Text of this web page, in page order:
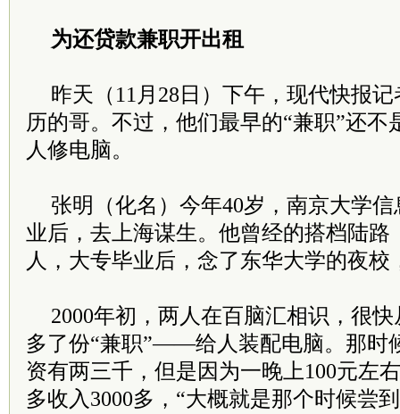
为还贷款兼职开出租
昨天（11月28日）下午，现代快报
历的哥。不过，他们最早的“兼职”还不
人修电脑。
张明（化名）今年40岁，南京大学
业后，去上海谋生。他曾经的搭档陆路
人，大专毕业后，念了东华大学的夜
2000年初，两人在百脑汇相识，很
多了份“兼职”——给人装配电脑。那时
资有两三千，但是因为一晚上100元左
多收入3000多，“大概就是那个时候尝